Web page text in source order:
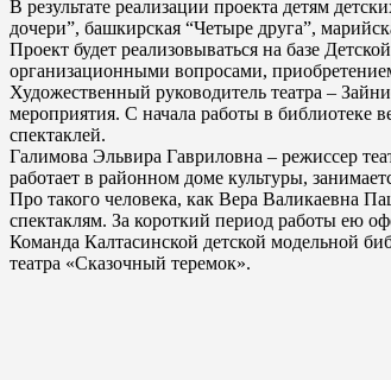
В результате реализации проекта детям
дочери”, башкирская “Четыре друга”,
Проект будет реализовываться на базе
организационными вопросами,
Художественный руководитель театра –
мероприятия. С начала работы в библиотеке
спектаклей.
Галимова Эльвира Гавриловна – режиссер
работает в районном доме культуры,
Про такого человека, как Вера Валикаевна
спектаклям. За короткий период работы ею
Команда Калтасинской детской модельной
театра «Сказочный теремок».